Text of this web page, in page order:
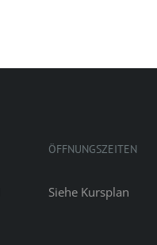
ÖFFNUNGSZEITEN
Siehe Kursplan